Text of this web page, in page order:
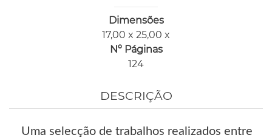
Dimensões
17,00 x 25,00 x
Nº Páginas
124
DESCRIÇÃO
Uma selecção de trabalhos realizados entre